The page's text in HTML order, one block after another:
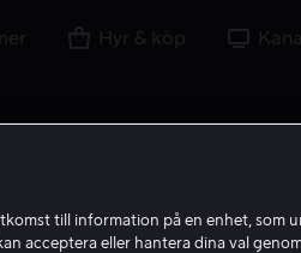
Hyr & köp
10 11 12 13
till information på en enhet, som
acceptera eller hantera dina val